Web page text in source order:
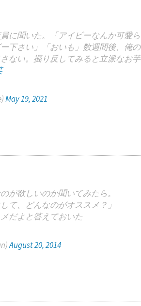
に聞いた。「アイビーなんか可愛ら
下さい」「おいも」数週間後、俺の
ない。掘り反してみると立派なお芋
May 19, 2021
が欲しいのか聞いてみたら。
て、どんなのがオススメ？」
だよと答えておいた
August 20, 2014